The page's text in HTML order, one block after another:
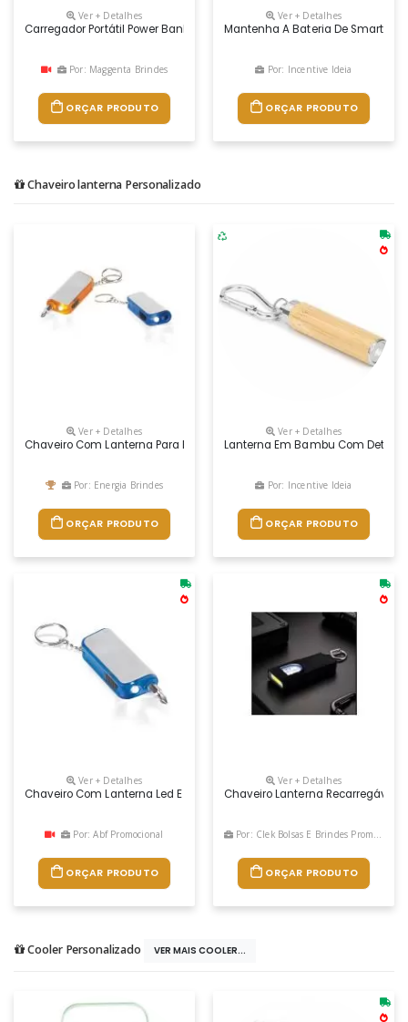
Ver + Detalhes
Carregador Portátil Power Bank 10000 Mah Personalizado
Por: Maggenta Brindes
ORÇAR PRODUTO
Ver + Detalhes
Mantenha A Bateria De
Por: Incentive Ideia
ORÇAR PRODUTO
Chaveiro lanterna Personalizado
Ver + Detalhes
Chaveiro Com Lanterna Para Brindes
Por: Energia Brindes
ORÇAR PRODUTO
Ver + Detalhes
Lanterna Em Bambu Com
Por: Incentive Ideia
ORÇAR PRODUTO
Ver + Detalhes
Chaveiro Com Lanterna Led E Ferramenta
Por: Abf Promocional
ORÇAR PRODUTO
Ver + Detalhes
Chaveiro Lanterna Recarregável
Por: Clek Bolsas E Brindes Promocionais
ORÇAR PRODUTO
Cooler Personalizado VER MAIS COOLER...